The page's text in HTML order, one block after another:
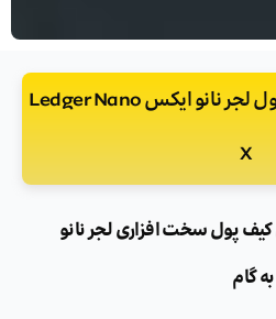
فیلم جامع آموزش کیف پول لجر نانو ایکس Ledger Nano
X
کیف پول سخت افزاری لجر نانو